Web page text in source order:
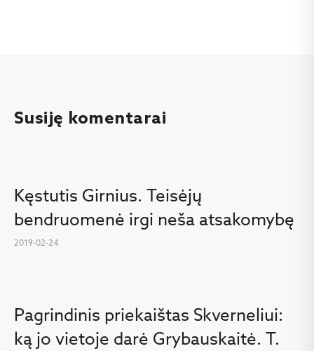
Susiję komentarai
Kęstutis Girnius. Teisėjų
bendruomenė irgi neša atsakomybę
2019-02-24
Pagrindinis priekaištas Skverneliui:
ką jo vietoje darė Grybauskaitė. T.